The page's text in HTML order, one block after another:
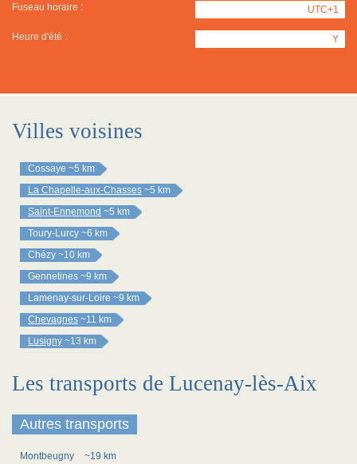
Fuseau horaire : UTC+1
Heure d'été : Y
Villes voisines
Cossaye ~5 km
La Chapelle-aux-Chasses ~5 km
Saint-Ennemond ~5 km
Toury-Lurcy ~6 km
Chézy ~10 km
Gennetines ~9 km
Lamenay-sur-Loire ~9 km
Chevagnes ~11 km
Lusigny ~13 km
Les transports de Lucenay-lès-Aix
Autres transports
Montbeugny
~19 km